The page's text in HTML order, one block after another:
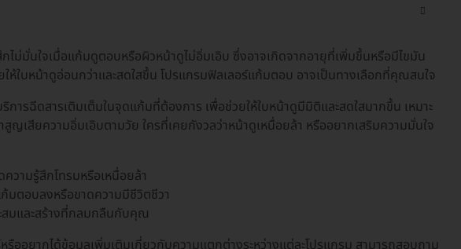
ไม่มั่นใจเมื่อแก้มดูตอบหรือผิวหน้าดูไม่อิ่มเอิบ ซึ่งอาจเกิดจากอายุที่เพิ่มขึ้นหรือมีไขมัน
ใบหน้าดูอ่อนกว่าและสดใสขึ้น โปรแกรมฟิลเลอร์แก้มตอบ อาจเป็นทางเลือกที่คุณสนใจ
การฉีดสารเติมเต็มในจุดแก้มที่ต้องการ เพื่อช่วยให้ใบหน้าดูมีมิติและสดใสมากขึ้น เหมาะ
เสียความอิ่มเอิบตามวัย ใครที่เคยกังวลว่าหน้าดูเหนื่อยล้า หรืออยากเสริมความมั่นใจ
วามรู้สึกโทรมหรือเหนื่อยล้า
มตอบลงหรือขาดความมีชีวิตชีวา
สมและสร้างที่กลมกลืนกับคุณ